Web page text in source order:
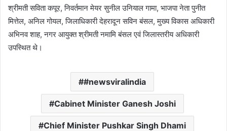
श्रीमती सविता कपूर, निवर्तमान मेयर सुनील उनियाल गामा, भाजपा नेता पुनीत
मित्तेल, अनिल गोयल, जिलाधिकारी देहरादून सविन बंसल, मुख्य विकास अधिकारी
अभिनव शाह, नगर आयुक्त श्रीमती नमामि बंसल एवं जिलास्तरीय अधिकारी
उपस्थित थे।
#newsviralindia
Cabinet Minister Ganesh Joshi
Chief Minister Pushkar Singh Dhami